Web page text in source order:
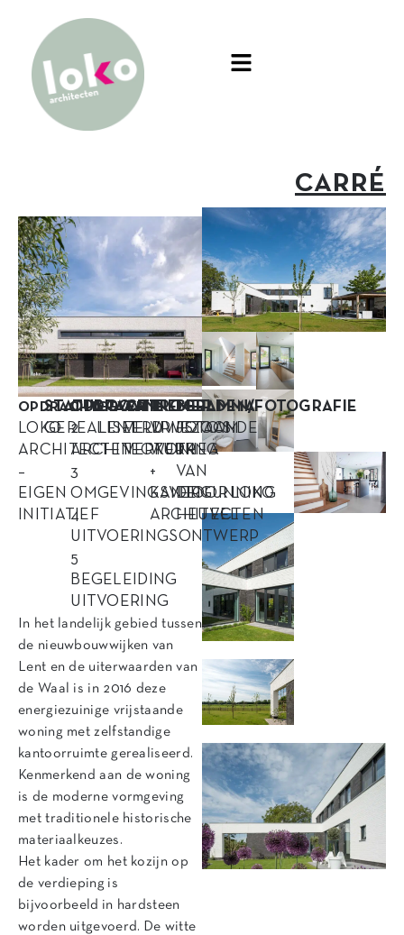
CARRÉ
OPDRACHTGEVER
LOKO
ARCHITECTEN
–
EIGEN
INITIATIEF
STATUS
GEREALISEERD
OPDRACHT
2
ARCHITECTUUR
3
OMGEVINGSVERGUNNING
4
UITVOERINGSONTWERP
5
BEGELEIDING
UITVOERING
LOCATIE
LENT
AANNEMER
VELUWEZOOM
VERKERK
PROGRAMMA
VRIJSTAANDE
WONING
+
KANTOOR LOKO
ARCHITECTEN
BEELDEN/FOTOGRAFIE
FOTO’S:
THEA
VAN
DEN
HEUVEL
In het landelijk gebied tussen
de nieuwbouwwijken van
Lent en de uiterwaarden van
de Waal is in 2016 deze
energiezuinige vrijstaande
woning met zelfstandige
kantoorruimte gerealiseerd.
Kenmerkend aan de woning
is de moderne vormgeving
met traditionele historische
materiaalkeuzes.
Het kader om het kozijn op
de verdieping is
bijvoorbeeld in hardsteen
worden uitgevoerd. De witte